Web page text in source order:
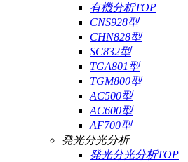
有機分析TOP
CNS928型
CHN828型
SC832型
TGA801型
TGM800型
AC500型
AC600型
AF700型
発光分光分析
発光分光分析TOP